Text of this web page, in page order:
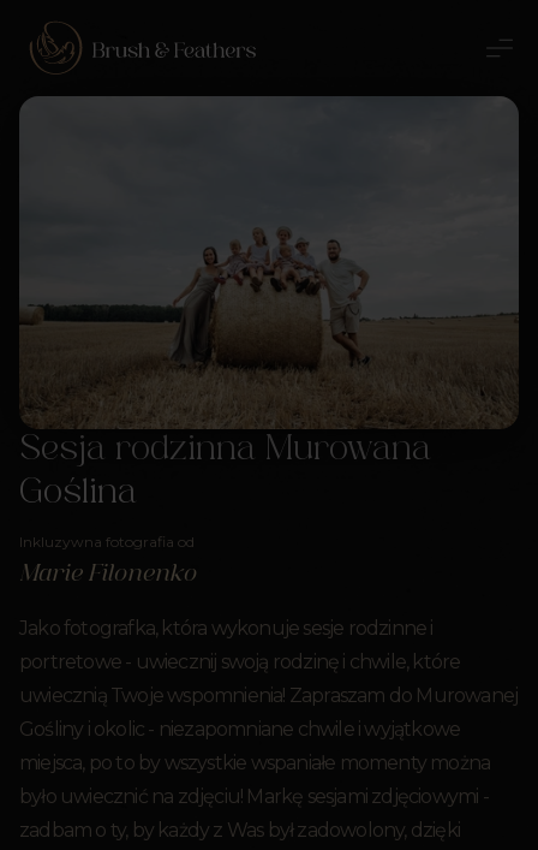
Sesja rodzinna Murowana
Goślina
Inkluzywna fotografia od
Marie Filonenko
Jako fotografka, która wykonuje sesje rodzinne i
portretowe - uwiecznij swoją rodzinę i chwile, które
uwiecznią Twoje wspomnienia! Zapraszam do Murowanej
Gośliny i okolic - niezapomniane chwile i wyjątkowe
miejsca, po to by wszystkie wspaniałe momenty można
było uwiecznić na zdjęciu! Markę sesjami zdjęciowymi -
zadbam o ty, by każdy z Was był zadowolony, dzięki